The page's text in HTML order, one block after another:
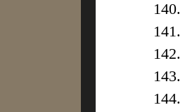
140.
141.
142.
143.
144.